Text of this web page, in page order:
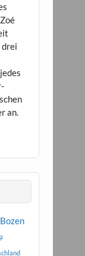
drei
an.
Bozen